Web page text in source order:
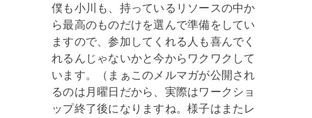
僕も小川も、持っているリソースの中か
ら最高のものだけを選んで準備をしてい
ますので、参加してくれる人も喜んでく
れるんじゃないかと今からワクワクして
います。（まぁこのメルマガが公開され
るのは月曜日だから、実際はワークショ
ップ終了後になりますね。様子はまたレ